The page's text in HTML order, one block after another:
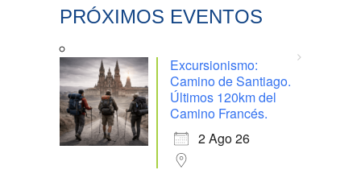
PRÓXIMOS EVENTOS
Excursionismo:
Camino de Santiago.
Últimos 120km del
Camino Francés.
2 Ago 26